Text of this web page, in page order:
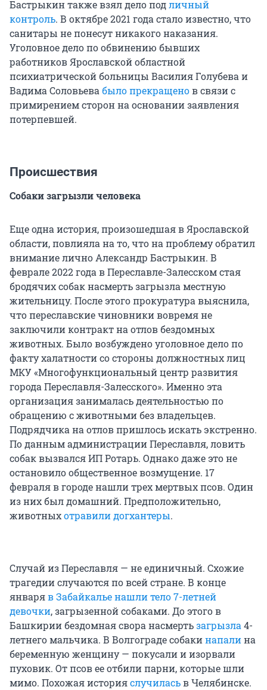
Бастрыкин также взял дело подличный
контроль. В октябре 2021 года стало известно, что
санитары не понесут никакого наказания.
Уголовное дело по обвинению бывших
работников Ярославской областной
психиатрической больницы Василия Голубева и
Вадима Соловьевабыло прекращенов связи с
примирением сторон на основании заявления
потерпевшей.
Происшествия
Собаки загрызли человека
Еще одна история, произошедшая в Ярославской
области, повлияла на то, что на проблему обратил
внимание лично Александр Бастрыкин. В
феврале 2022 года в Переславле-Залесском стая
бродячих собак насмерть загрызла местную
жительницу. После этого прокуратура выяснила,
что переславские чиновники вовремя не
заключили контракт на отлов бездомных
животных. Было возбуждено уголовное дело по
факту халатности со стороны должностных лиц
МКУ «Многофункциональный центр развития
города Переславля-Залесского». Именно эта
организация занималась деятельностью по
обращению с животными без владельцев.
Подрядчика на отлов пришлось искать экстренно.
По данным администрации Переславля, ловить
собак вызвался ИП Ротарь. Однако даже это не
остановило общественное возмущение. 17
февраля в городе нашли трех мертвых псов. Один
из них был домашний. Предположительно,
животныхотравили догхантеры.
Случай из Переславля — не единичный. Схожие
трагедии случаются по всей стране. В конце
январяв Забайкалье нашли тело 7-летней
девочки, загрызенной собаками. До этого в
Башкирии бездомная свора насмертьзагрызла4-
летнего мальчика. В Волгограде собакинапалина
беременную женщину — покусали и изорвали
пуховик. От псов ее отбили парни, которые шли
мимо. Похожая историяслучиласьв Челябинске.